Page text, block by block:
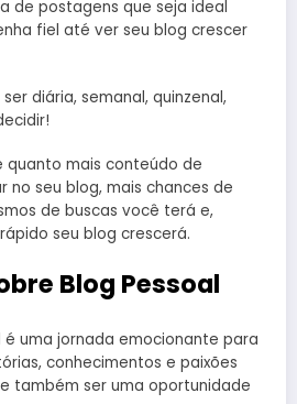
de postagens que seja ideal
fiel até ver seu blog crescer
diária, semanal, quinzenal,
quanto mais conteúdo de
no seu blog, mais chances de
de buscas você terá e,
seu blog crescerá.
Blog Pessoal
é uma jornada emocionante para
conhecimentos e paixões
também ser uma oportunidade